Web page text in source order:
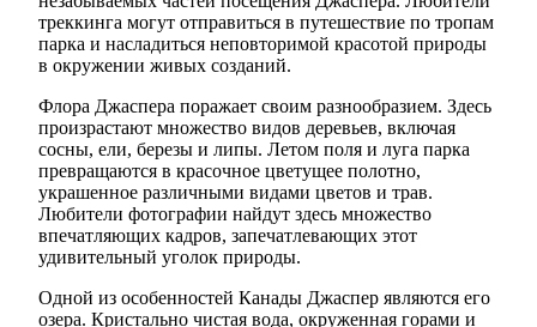
треккинга могут отправиться в путешествие по тропам
парка и насладиться неповторимой красотой природы
в окружении живых созданий.
Флора Джаспера поражает своим разнообразием. Здесь
произрастают множество видов деревьев, включая
сосны, ели, березы и липы. Летом поля и луга парка
превращаются в красочное цветущее полотно,
украшенное различными видами цветов и трав.
Любители фотографии найдут здесь множество
впечатляющих кадров, запечатлевающих этот
удивительный уголок природы.
Одной из особенностей Канады Джаспер являются его
озера. Кристально чистая вода, окруженная горами и